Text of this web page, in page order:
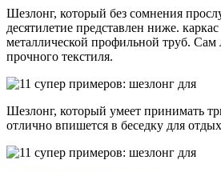
Шезлонг, который без сомнения
десятилетие представлен ниже.
металлической профильной труб. Сам
прочного текстиля.
Шезлонг, который умеет принимать
отлично впишется в беседку для